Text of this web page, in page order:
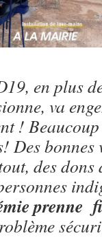
en plus
va
!
Des
des dons
prenne